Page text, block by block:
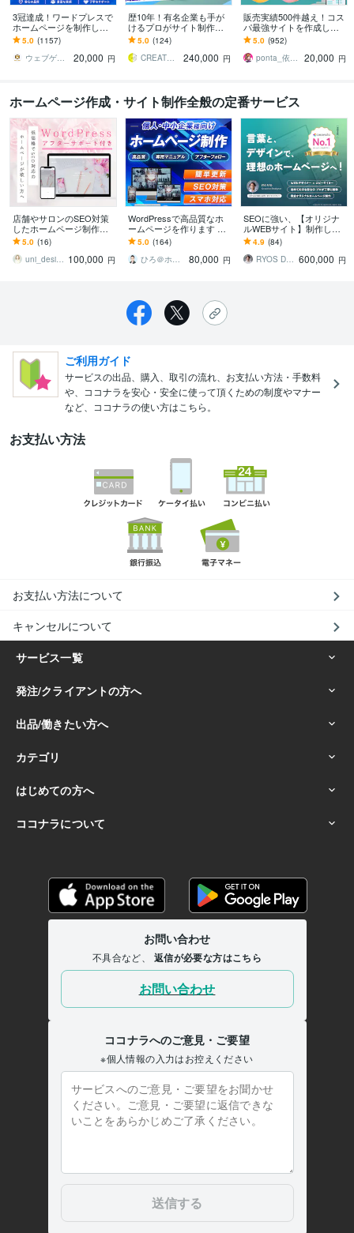
3冠達成！ワードプレスで
ホームページを制作しま
す WEB制作＆デザイン部
門1位（販売数・評価数・
お気に入り数）
5.0 (1157)
ウェブゲート
20,000 円
歴10年！有名企業も手が
けるプロがサイト制作し
ます 初心者でも安心★ヒ
アリング重視・要望に沿
って柔軟に対応可能
5.0 (124)
CREATORSZERO
240,000 円
販売実績500件越え！コス
パ最強サイトを作成しま
す 起業、副業、ブログ！
WPで更新楽々！オリジナ
ルデザイン可能
5.0 (952)
ponta_依頼多数のため返信遅れます
20,000 円
ホームページ作成・サイト制作全般の定番サービス
店舗やサロンのSEO対策
したホームページ制作し
ます AI検索対応！納品後
は自身で更新可能&アフタ
ーフォロー付き！
5.0 (16)
uni_design 100,000 円
WordPressで高品質なホ
ームページを作ります シ
ンプル/SEO/ホームペー
ジ/おしゃれ/スタイリッシ
ュ
5.0 (164)
ひろ＠ホームページ制作
80,000 円
SEOに強い、【オリジナ
ルWEBサイト】制作しま
す 初心者でも安心！売れ
るデザインで、長く愛さ
れるサイト作成
4.9 (84)
RYOS DESIGN 600,000 円
ご利用ガイド
サービスの出品、購入、取引の流れ、お支払い方法・手数料
や、ココナラを安心・安全に使って頂くための制度やマナー
など、ココナラの使い方はこちら。
お支払い方法
お支払い方法について
キャンセルについて